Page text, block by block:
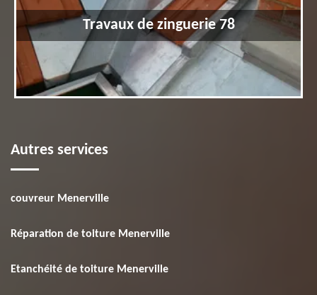
Travaux de zinguerie 78
Autres services
couvreur Menerville
Réparation de toiture Menerville
Etanchéité de toiture Menerville